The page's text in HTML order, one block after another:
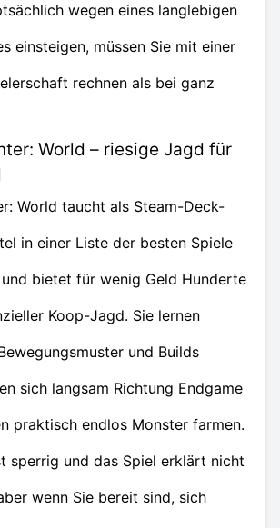
wegen eines langlebigen
einsteigen, müssen Sie mit einer
rechnen als bei ganz
World – riesige Jagd für
World taucht als Steam-Deck-
in einer Liste der besten Spiele
bietet für wenig Geld Hunderte
Koop-Jagd. Sie lernen
und Builds
sich langsam Richtung Endgame
praktisch endlos Monster farmen.
sperrig und das Spiel erklärt nicht
wenn Sie bereit sind, sich